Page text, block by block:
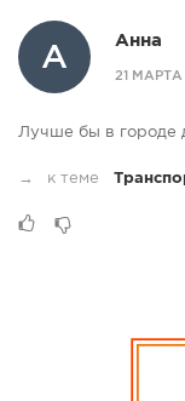
А
Анна
21 МАРТА
Лучше бы в городе
→ к теме